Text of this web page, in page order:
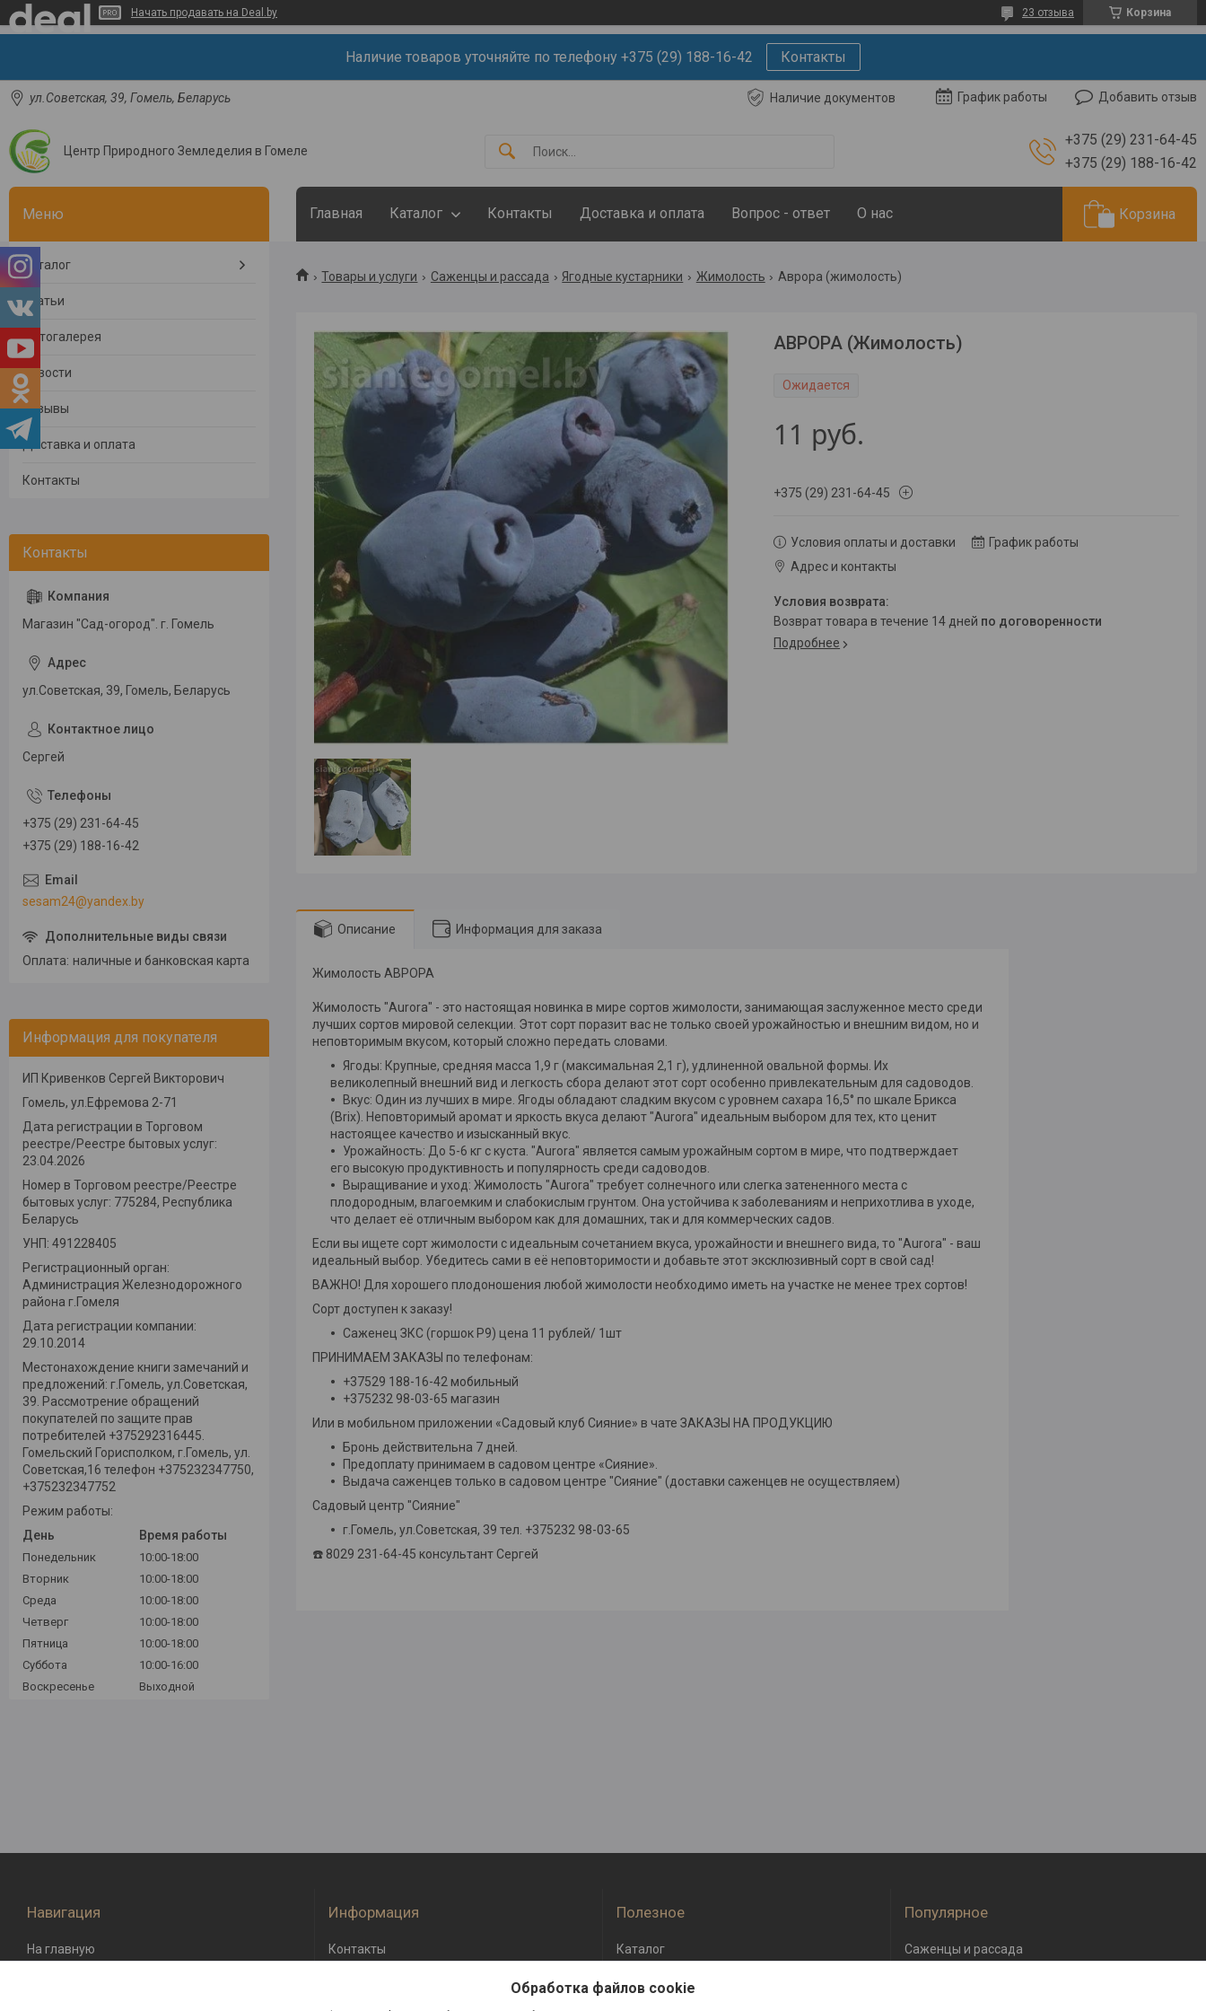
Начать продавать на Deal.by Корзина
23 отзыва
Наличие товаров уточняйте по телефону +375 (29) 188-16-42 Контакты
ул.Советская, 39, Гомель, Беларусь Наличие документов График работы Добавить отзыв
Центр Природного Земледелия в Гомеле
+375 (29) 231-64-45
+375 (29) 188-16-42
Главная Каталог Контакты Доставка и оплата Вопрос - ответ О нас Корзина
Товары и услуги Саженцы и рассада Ягодные кустарники Жимолость Аврора (жимолость)
АВРОРА (Жимолость)
Ожидается
11 руб.
+375 (29) 231-64-45
Условия оплаты и доставки
График работы
Адрес и контакты
возврат товара в течение 14 дней по договоренности
Подробнее
Описание Информация для заказа
Жимолость АВРОРА
Жимолость "Aurora" - это настоящая новинка в мире сортов жимолости, занимающая заслуженное место среди
лучших сортов мировой селекции. Этот сорт поразит вас не только своей урожайностью и внешним видом, но и
неповторимым вкусом, который сложно передать словами.
Ягоды: Крупные, средняя масса 1,9 г (максимальная 2,1 г), удлиненной овальной формы. Их
великолепный внешний вид и легкость сбора делают этот сорт особенно привлекательным для садоводов.
Вкус: Один из лучших в мире. Ягоды обладают сладким вкусом с уровнем сахара 16,5° по шкале Брикса
(Brix). Неповторимый аромат и яркость вкуса делают "Aurora" идеальным выбором для тех, кто ценит
настоящее качество и изысканный вкус.
Урожайность: До 5-6 кг с куста. "Aurora" является самым урожайным сортом в мире, что подтверждает
его высокую продуктивность и популярность среди садоводов.
Выращивание и уход: Жимолость "Aurora" требует солнечного или слегка затененного места с
плодородным, влагоемким и слабокислым грунтом. Она устойчива к заболеваниям и неприхотлива в уходе,
что делает её отличным выбором как для домашних, так и для коммерческих садов.
Если вы ищете сорт жимолости с идеальным сочетанием вкуса, урожайности и внешнего вида, то "Aurora" - ваш
идеальный выбор. Убедитесь сами в её неповторимости и добавьте этот эксклюзивный сорт в свой сад!
ВАЖНО! Для хорошего плодоношения любой жимолости необходимо иметь на участке не менее трех сортов!
Сорт доступен к заказу!
Саженец ЗКС (горшок P9) цена 11 рублей/ 1шт
ПРИНИМАЕМ ЗАКАЗЫ по телефонам:
+37529 188-16-42 мобильный
+375232 98-03-65 магазин
Или в мобильном приложении «Садовый клуб Сияние» в чате ЗАКАЗЫ НА ПРОДУКЦИЮ
Бронь действительна 7 дней.
Предоплату принимаем в садовом центре «Сияние».
Выдача саженцев только в садовом центре "Сияние" (доставки саженцев не осуществляем)
Садовый центр "Сияние"
г.Гомель, ул.Советская, 39 тел. +375232 98-03-65
☎️ 8029 231-64-45 консультант Сергей
Каталог
Статьи
Фотогалерея
Новости
Отзывы
Доставка и оплата
Контакты
Магазин "Сад-огород". г. Гомель
ул.Советская, 39, Гомель, Беларусь
Сергей
+375 (29) 231-64-45
+375 (29) 188-16-42
sesam24@yandex.by
Оплата наличные и банковская карта
Информация для покупателя
ИП Кривенков Сергей Викторович
Гомель, ул.Ефремова 2-71
Дата регистрации в Торговом
реестре/Реестре бытовых услуг:
23.04.2026
Номер в Торговом реестре/Реестре
бытовых услуг: 775284, Республика
Беларусь
УНП: 491228405
Регистрационный орган:
Администрация Железнодорожного
района г.Гомеля
Дата регистрации компании:
29.10.2014
Местонахождение книги замечаний и
предложений: г.Гомель, ул.Советская,
39. Рассмотрение обращений
покупателей по защите прав
потребителей +375292316445.
Гомельский Горисполком, г.Гомель, ул.
Советская,16 телефон +375232347750,
+375232347752
Режим работы:
День
Время работы
Понедельник
10:00-18:00
Вторник
10:00-18:00
Среда
10:00-18:00
Четверг
10:00-18:00
Пятница
10:00-18:00
Суббота
10:00-16:00
Воскресенье
Выходной
Навигация
На главную
Информация
Контакты
Полезное
Каталог
Популярное
Саженцы и рассада
Обработка файлов cookie